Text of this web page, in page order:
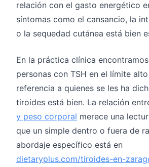
relación con el gasto energético
síntomas como el cansancio, la
o la sequedad cutánea está bien
En la práctica clínica
personas con TSH en el límite
referencia a quienes se les ha
tiroides está bien. La relación
y peso corporal merece una
que un simple dentro o fuera de
abordaje específico está en
dietaryplus.com/tiroides-en-